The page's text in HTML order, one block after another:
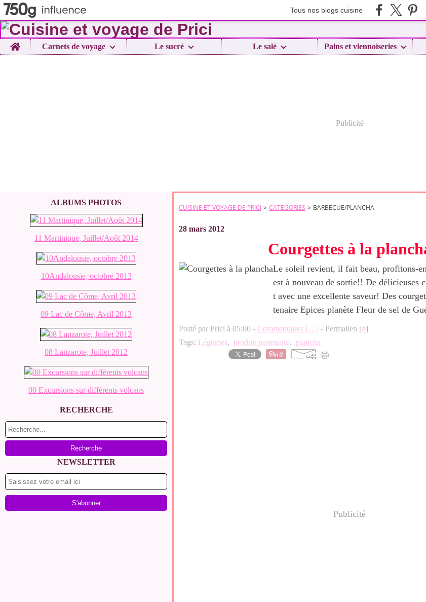
Tous nos blogs cuisine
Home Carnets de voyage Le sucré Le salé Pains et viennoiseries
Publicité
ALBUMS PHOTOS
11 Martinique, Juillet/Août 2014
10Andalousie, octobre 2013
09 Lac de Côme, Avril 2013
08 Lanzarote, Juillet 2012
00 Excursions sur différents volcans
RECHERCHE
NEWSLETTER
CUISINE ET VOYAGE DE PRICI > CATEGORIES > BARBECUE/PLANCHA
28 mars 2012
Courgettes à la
Le soleil revient, il fait beau, profitons-
est à nouveau de sortie!! De délicieuses
t avec une excellente saveur! Des
tenaire Epices planète Fleur de sel de
Posté par Prici à 05:00 - Commentaires […] - Permalien [#]
Tags: Légumes, produit partenaire, plancha
Publicité